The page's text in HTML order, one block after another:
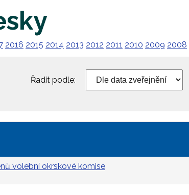
2016 2015 2014 2013 2012 2011 2010 2009 2008
Řadit podle:
volební okrskové komise